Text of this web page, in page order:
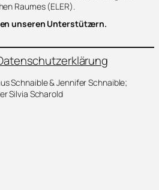
Raumes (ELER).
unseren Unterstützern.
Schnaible & Jennifer Schnaible;
Silvia Scharold